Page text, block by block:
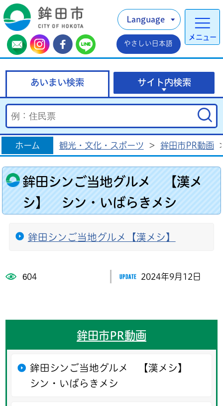
メニュー
Language
やさしい日本語
あいまい検索 サイト内検索
ホーム 観光・文化・スポーツ > 鉾田市PR動画
鉾田シンご当地グルメ 【漢メ
シ】 シン・いばらきメシ
鉾田シンご当地グルメ【漢メシ】
604 2024年9月12日
鉾田市PR動画
鉾田シンご当地グルメ 【漢メシ】
シン・いばらきメシ